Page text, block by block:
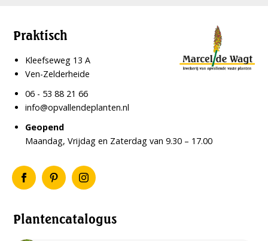
Plantencatalogus
Praktisch
Kleefseweg 13 A
Ven-Zelderheide
06 - 53 88 21 66
info@opvallendeplanten.nl
Geopend
Maandag, Vrijdag en Zaterdag van 9.30 – 17.00